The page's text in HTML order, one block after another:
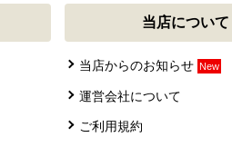
当店について
当店からのお知らせ New
運営会社について
ご利用規約